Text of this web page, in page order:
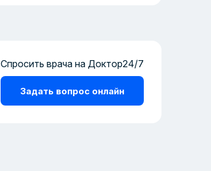
Спросить врача на Доктор24/7
Задать вопрос онлайн